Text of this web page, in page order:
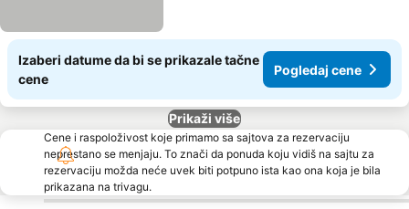
Izaberi datume da bi se prikazale tačne
cene
Pogledaj cene
Prikaži više
Cene i raspoloživost koje primamo sa sajtova za rezervaciju
neprestano se menjaju. To znači da ponuda koju vidiš na sajtu za
rezervaciju možda neće uvek biti potpuno ista kao ona koja je bila
prikazana na trivagu.